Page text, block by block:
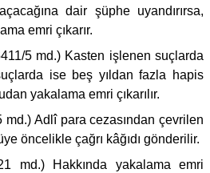
dair şüphe uyandırırsa,
emri çıkarır.
5 md.) Kasten işlenen suçlarda
ise beş yıldan fazla hapis
yakalama emri çıkarılır.
md.) Adlî para cezasından çevrilen
öncelikle çağrı kâğıdı gönderilir.
md.) Hakkında yakalama emri